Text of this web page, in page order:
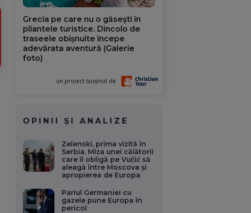
Grecia pe care nu o găsești în
pliantele turistice. Dincolo de
traseele obișnuite începe
adevărata aventură (Galerie
foto)
un proiect susținut de
OPINII ȘI ANALIZE
Zelenski, prima vizită în
Serbia. Miza unei călătorii
care îl obligă pe Vučić să
aleagă între Moscova și
apropierea de Europa
Pariul Germaniei cu
gazele pune Europa în
pericol